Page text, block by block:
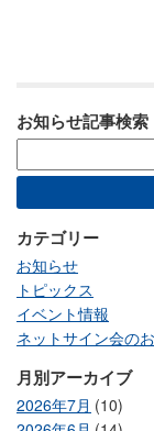
お知らせ記事検索
カテゴリー
お知らせ
トピックス
イベント情報
ネットサイン会の
月別アーカイブ
2026年7月 (10)